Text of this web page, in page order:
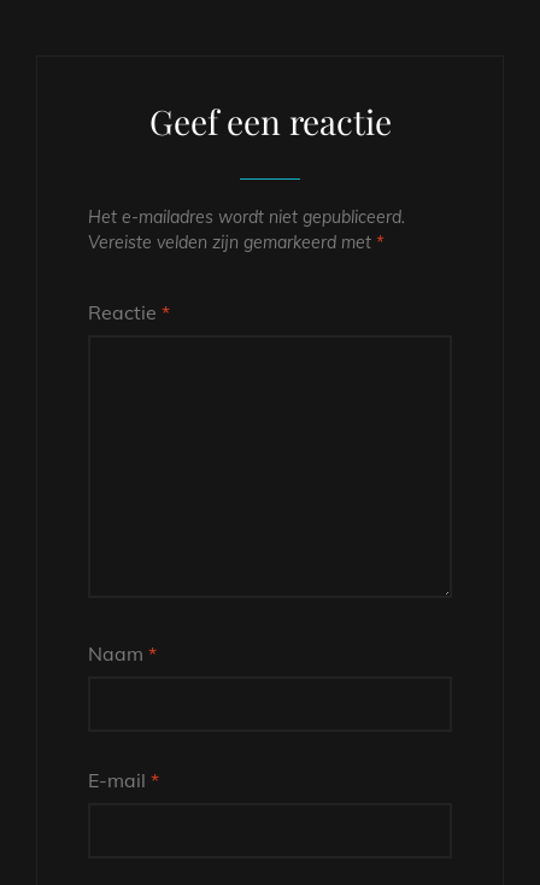
Geef een reactie
Het e-mailadres wordt niet gepubliceerd.
Vereiste velden zijn gemarkeerd met *
Reactie *
Naam *
E-mail *